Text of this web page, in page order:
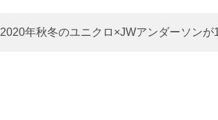
2020年秋冬のユニクロ×JWアンダーソンが